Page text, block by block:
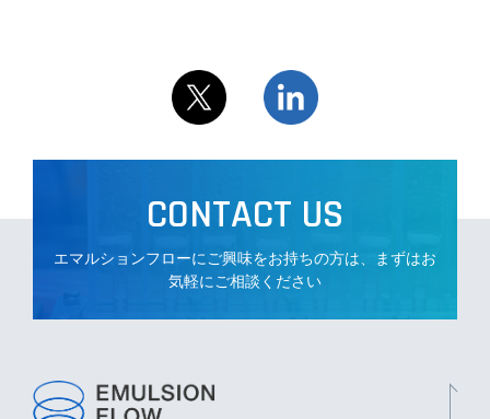
CONTACT US
エマルションフローにご興味をお持ちの方は、まずはお
気軽にご相談ください